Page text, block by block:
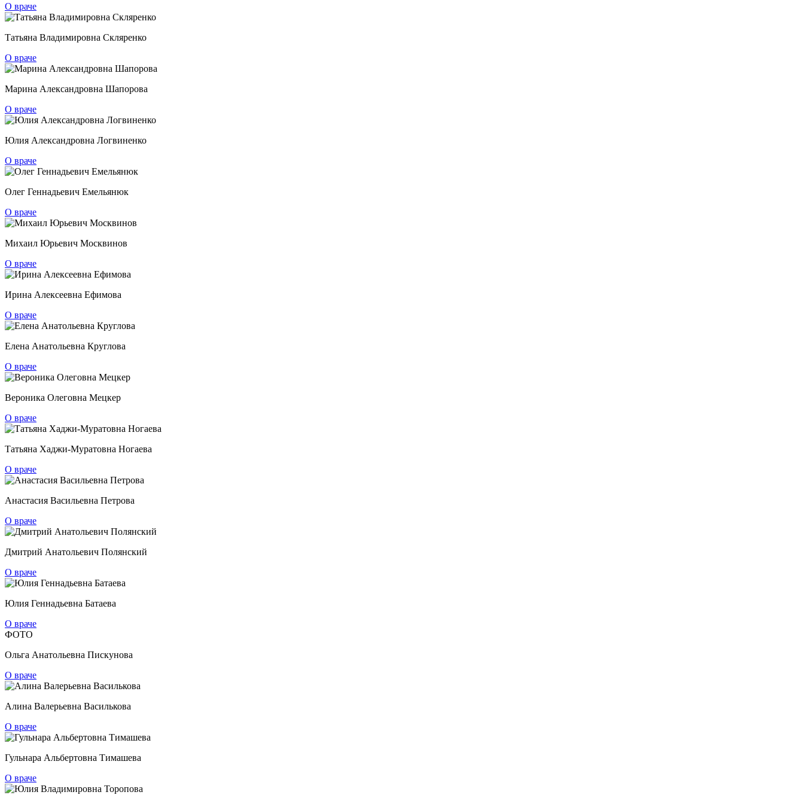
О враче
Татьяна Владимировна Скляренко
О враче
Марина Александровна Шапорова
О враче
Юлия Александровна Логвиненко
О враче
Олег Геннадьевич Емельянюк
О враче
Михаил Юрьевич Москвинов
О враче
Ирина Алексеевна Ефимова
О враче
Елена Анатольевна Круглова
О враче
Вероника Олеговна Мецкер
О враче
Татьяна Хаджи-Муратовна Ногаева
О враче
Анастасия Васильевна Петрова
О враче
Дмитрий Анатольевич Полянский
О враче
Юлия Геннадьевна Батаева
О враче
ФОТО
Ольга Анатольевна Пискунова
О враче
Алина Валерьевна Василькова
О враче
Гульнара Альбертовна Тимашева
О враче